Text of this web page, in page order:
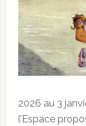
2026 au 3
l’Espace